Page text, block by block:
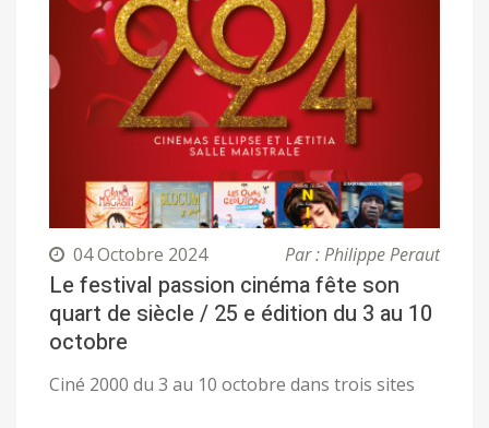
04 Octobre 2024 Par : Philippe Peraut
Le festival passion cinéma fête son
quart de siècle / 25 e édition du 3 au 10
octobre
Ciné 2000 du 3 au 10 octobre dans trois sites